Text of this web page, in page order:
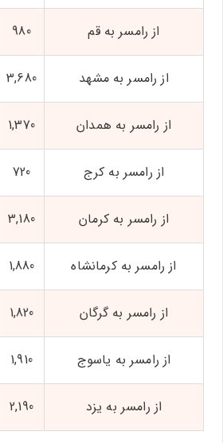
از رامسر به قم 980
از رامسر به مشهد 3,680
از رامسر به همدان 1,370
از رامسر به کرج 720
از رامسر به کرمان 3,180
از رامسر به کرمانشاه 1,880
از رامسر به گرگان 1,820
از رامسر به یاسوج 1,910
از رامسر به یزد 2,190